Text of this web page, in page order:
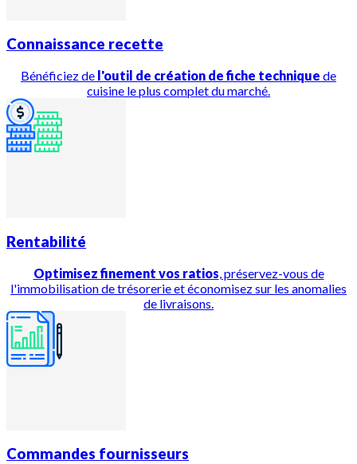
Connaissance recette
Bénéficiez de l'outil de création de fiche technique de
cuisine le plus complet du marché.
Rentabilité
Optimisez finement vos ratios , préservez-vous de
l'immobilisation de trésorerie et économisez sur les anomalies
de livraisons.
Commandes fournisseurs